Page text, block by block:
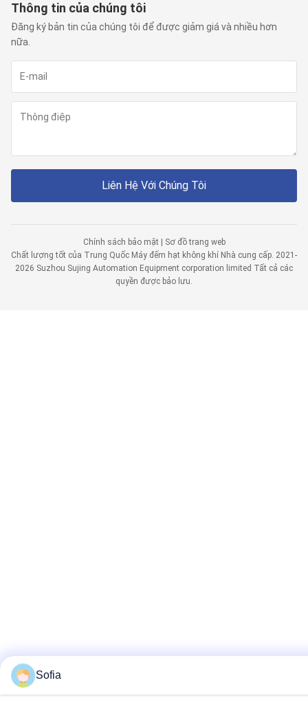
Thông tin của chúng tôi
Đăng ký bản tin của chúng tôi để được giảm giá và nhiều hơn
nữa.
Liên Hệ Với Chúng Tôi
Chính sách bảo mật
Sơ đồ trang web
Chất lượng tốt của Trung Quốc Máy đếm hạt không khí Nhà cung cấp. 2021-
2026 Suzhou Sujing Automation Equipment corporation limited Tất cả các
quyền được bảo lưu.
Sofia